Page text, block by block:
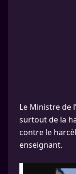
Le Ministre de
surtout de la
contre le
enseignant.